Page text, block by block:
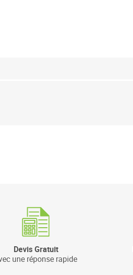
Devis Gratuit
une réponse rapide